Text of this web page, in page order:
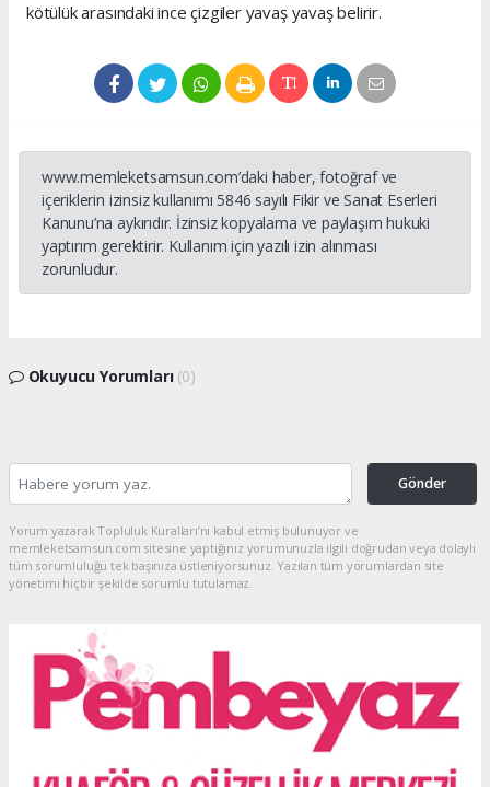
kötülük arasındaki ince çizgiler yavaş yavaş belirir.
www.memleketsamsun.com’daki haber, fotoğraf ve
içeriklerin izinsiz kullanımı 5846 sayılı Fikir ve Sanat Eserleri
Kanunu’na aykırıdır. İzinsiz kopyalama ve paylaşım hukuki
yaptırım gerektirir. Kullanım için yazılı izin alınması
zorunludur.
Okuyucu Yorumları (0)
Gönder
Yorum yazarak Topluluk Kuralları’nı kabul etmiş bulunuyor ve
memleketsamsun.com sitesine yaptığınız yorumunuzla ilgili doğrudan veya dolaylı
tüm sorumluluğu tek başınıza üstleniyorsunuz. Yazılan tüm yorumlardan site
yönetimi hiçbir şekilde sorumlu tutulamaz.